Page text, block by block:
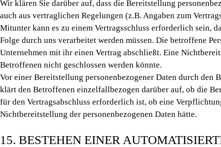
Wir klären Sie darüber auf, dass die Bereitstellung
auch aus vertraglichen Regelungen (z.B. Angaben zum
Mitunter kann es zu einem Vertragsschluss erforderlich sein,
Folge durch uns verarbeitet werden müssen. Die betroffene
Unternehmen mit ihr einen Vertrag abschließt. Eine
Betroffenen nicht geschlossen werden könnte.
Vor einer Bereitstellung personenbezogener Daten durch
klärt den Betroffenen einzelfallbezogen darüber auf, ob die
für den Vertragsabschluss erforderlich ist, ob eine
Nichtbereitstellung der personenbezogenen Daten hätte.
15. BESTEHEN EINER